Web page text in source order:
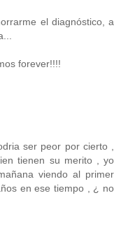
el diagnóstico, a
forever!!!!
ser peor por cierto ,
tienen su merito , yo
viendo al primer
en ese tiempo , ¿ no